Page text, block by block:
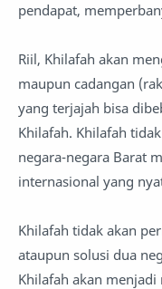
pendapat,
Riil, Khilafah akan
maupun cadangan
yang terjajah bisa
Khilafah. Khilafah
negara-negara Barat
internasional yang
Khilafah tidak akan
ataupun solusi dua
Khilafah akan